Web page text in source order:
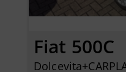
Fiat 500C